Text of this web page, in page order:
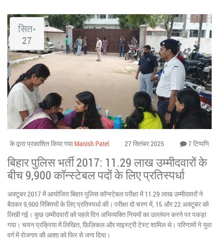
सित॰
27
के द्वारा प्रकाशित किया गया Manish Patel 27 सितंबर 2025 7 टिप्पणि
बिहार पुलिस भर्ती 2017: 11.29 लाख उम्मीदवारों के
बीच 9,900 कॉन्स्टेबल पदों के लिए प्रतिस्पर्धा
अक्टूबर 2017 में आयोजित बिहार पुलिस कॉन्स्टेबल परीक्षा में 11.29 लाख उम्मीदवारों ने
बैठकर 9,900 रिक्तियों के लिए प्रतिस्पर्धा की। परीक्षा दो चरण में, 15 और 22 अक्टूबर को
लिखी गई। कुछ उम्मीदवारों को पहले दिन अभिव्यक्ति नियमों का उल्लंघन करने पर पकड़ा
गया। चयन प्रक्रिया में लिखित, फ़िज़िकल और माइस्ट्री टेस्ट शामिल थे। परिणामों ने युवा
वर्ग में रोजगार की आशा को फिर से जगा दिया।